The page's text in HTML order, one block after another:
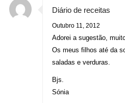
Diário de receitas
Outubro 11, 2012
Adorei a sugestão,
Os meus filhos até da
saladas e verduras.
Bjs.
Sónia